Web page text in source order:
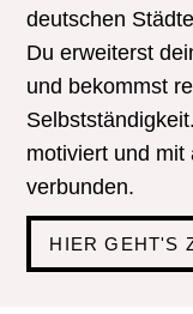
deutschen
Du erweiterst
und bekommst
motiviert und mit
verbunden.
HIER GEHT'S